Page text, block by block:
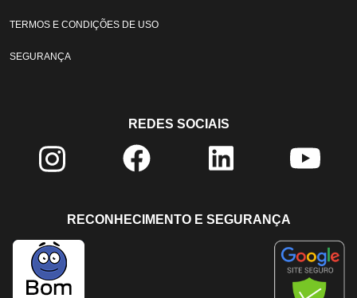
TERMOS E CONDIÇÕES DE USO
SEGURANÇA
REDES SOCIAIS
RECONHECIMENTO E SEGURANÇA